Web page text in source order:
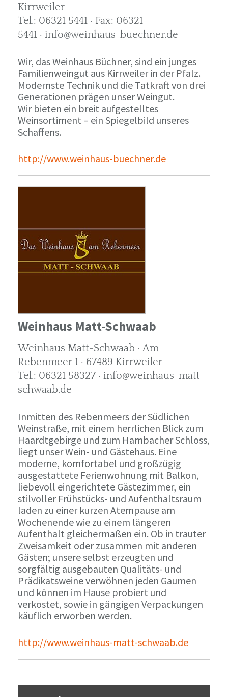
Kirrweiler
Tel.: 06321 5441 · Fax: 06321
5441 · info@weinhaus-buechner.de
Wir, das Weinhaus Büchner, sind ein junges
Familienweingut aus Kirrweiler in der Pfalz.
Modernste Technik und die Tatkraft von drei
Generationen prägen unser Weingut.
Wir bieten ein breit aufgestelltes
Weinsortiment – ein Spiegelbild unseres
Schaffens.
http://www.weinhaus-buechner.de
Weinhaus Matt-Schwaab
Weinhaus Matt-Schwaab · Am
Rebenmeer 1 · 67489 Kirrweiler
Tel.: 06321 58327 · info@weinhaus-matt-
schwaab.de
Inmitten des Rebenmeers der Südlichen
Weinstraße, mit einem herrlichen Blick zum
Haardtgebirge und zum Hambacher Schloss,
liegt unser Wein- und Gästehaus. Eine
moderne, komfortabel und großzügig
ausgestattete Ferienwohnung mit Balkon,
liebevoll eingerichtete Gästezimmer, ein
stilvoller Frühstücks- und Aufenthaltsraum
laden zu einer kurzen Atempause am
Wochenende wie zu einem längeren
Aufenthalt gleichermaßen ein. Ob in trauter
Zweisamkeit oder zusammen mit anderen
Gästen; unsere selbst erzeugten und
sorgfältig ausgebauten Qualitäts- und
Prädikatsweine verwöhnen jeden Gaumen
und können im Hause probiert und
verkostet, sowie in gängigen Verpackungen
käuflich erworben werden.
http://www.weinhaus-matt-schwaab.de